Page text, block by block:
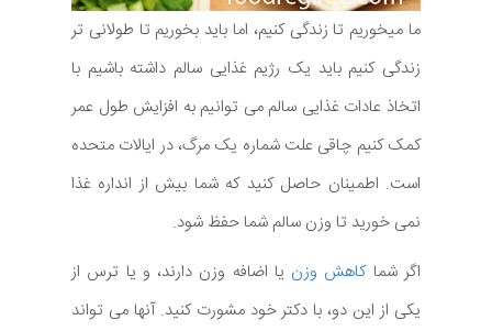
ما میخوریم تا زندگی کنیم، اما باید بخوریم تا طولانی تر
زندگی کنیم باید یک رژیم غذایی سالم داشته باشیم با
اتخاذ عادات غذایی سالم می توانیم به افزایش طول عمر
کمک کنیم چاقی علت شماره یک مرگ، در ایالات متحده
است. اطمینان حاصل کنید که شما بیش از انداره غذا
نمی خورید تا وزن سالم شما حفظ شود.
اگر شماکاهش وزن یا اضافه وزن دارند، و یا ترس از
یکی از این دو، با دکتر خود مشورت کنید. آنها می تواند